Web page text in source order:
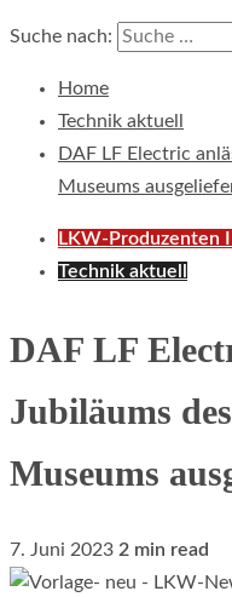
Suche nach:
Home
Technik aktuell
DAF LF Electric
Museums
LKW-Produzenten
Technik aktuell
DAF LF
Jubiläums
Museums
7. Juni 2023 2 min read